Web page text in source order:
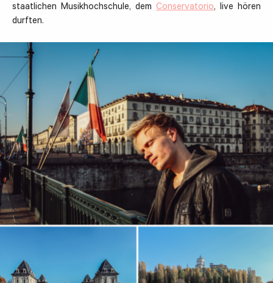
staatlichen Musikhochschule, dem Conservatorio, live hören
durften.